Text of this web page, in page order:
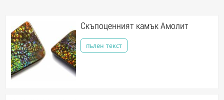
Скъпоценният камък Амолит
пълен текст